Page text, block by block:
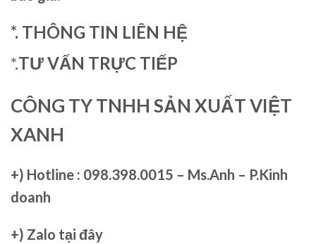
*. THÔNG TIN LIÊN HỆ
*.TƯ VẤN TRỰC TIẾP
CÔNG TY TNHH SẢN XUẤT VIỆT
XANH
+) Hotline : 098.398.0015 – Ms.Anh – P.Kinh
doanh
+) Zalo tại đây